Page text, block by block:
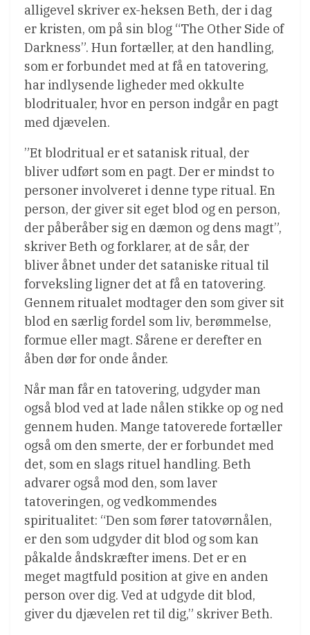
alligevel skriver ex-heksen Beth, der i dag
er kristen, om på sin blog “The Other Side of
Darkness”. Hun fortæller, at den handling,
som er forbundet med at få en tatovering,
har indlysende ligheder med okkulte
blodritualer, hvor en person indgår en pagt
med djævelen.
”Et blodritual er et satanisk ritual, der
bliver udført som en pagt. Der er mindst to
personer involveret i denne type ritual. En
person, der giver sit eget blod og en person,
der påberåber sig en dæmon og dens magt”,
skriver Beth og forklarer, at de sår, der
bliver åbnet under det sataniske ritual til
forveksling ligner det at få en tatovering.
Gennem ritualet modtager den som giver sit
blod en særlig fordel som liv, berømmelse,
formue eller magt. Sårene er derefter en
åben dør for onde ånder.
Når man får en tatovering, udgyder man
også blod ved at lade nålen stikke op og ned
gennem huden. Mange tatoverede fortæller
også om den smerte, der er forbundet med
det, som en slags rituel handling. Beth
advarer også mod den, som laver
tatoveringen, og vedkommendes
spiritualitet: “Den som fører tatovørnålen,
er den som udgyder dit blod og som kan
påkalde åndskræfter imens. Det er en
meget magtfuld position at give en anden
person over dig. Ved at udgyde dit blod,
giver du djævelen ret til dig,” skriver Beth.